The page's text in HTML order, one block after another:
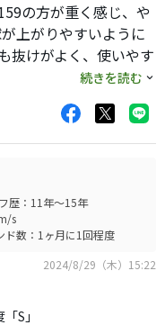
の方が重く感じ、や
上がりやすいように
抜けがよく、使いやす
く、チャックリもな
度も購入考えてます。
続きを読む
歴：11年～15年
s
ド数：1ヶ月に1回程度
2024/8/29（木）15:22
S」